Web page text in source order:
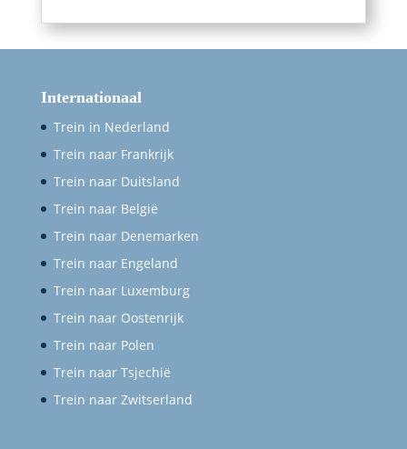
Internationaal
Trein in Nederland
Trein naar Frankrijk
Trein naar Duitsland
Trein naar België
Trein naar Denemarken
Trein naar Engeland
Trein naar Luxemburg
Trein naar Oostenrijk
Trein naar Polen
Trein naar Tsjechië
Trein naar Zwitserland